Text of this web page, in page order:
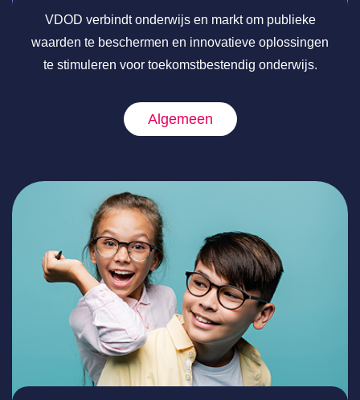
VDOD verbindt onderwijs en markt om publieke
waarden te beschermen en innovatieve oplossingen
te stimuleren voor toekomstbestendig onderwijs.
Algemeen